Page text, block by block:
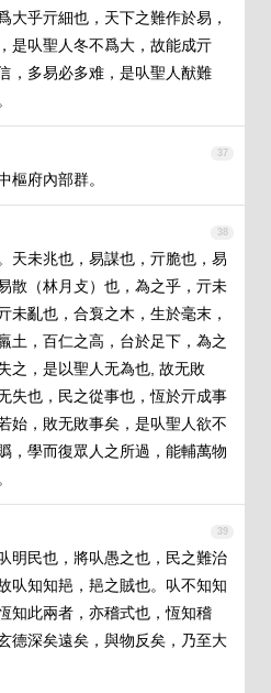
大乎亓細也，天下之難作於易，
是㕥聖人冬不爲大，故能成亓
，多易必多难，是㕥聖人猷難
37
樞府內部群。
38
天未兆也，易謀也，亓脆也，易
散（林月攴）也，為之乎，亓未
未亂也，合袌之木，生於毫末，
土，百仁之高，台於足下，為之
之，是以聖人无為也, 故无敗
失也，民之從事也，恆於亓成事
始，敗无敗事矣，是㕥聖人欲不
，學而復眾人之所過，能輔萬物
39
明民也，將㕥愚之也，民之難治
㕥知知邫，邫之賊也。㕥不知知
知此兩者，亦稽式也，恆知稽
德深矣遠矣，與物反矣，乃至大